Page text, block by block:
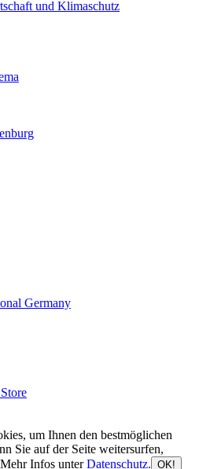
um Ihnen den bestmöglichen
Sie auf der Seite weitersurfen,
Infos unterDatenschutz. OK!